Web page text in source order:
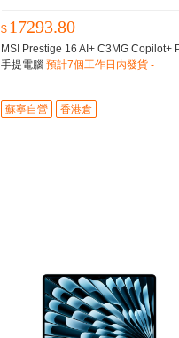
$ 17293.80
MSI Prestige 16 AI+ C3MG Copilot+
手提電腦 預計7個工作日内發貨 -
蘇寧自營 香港倉